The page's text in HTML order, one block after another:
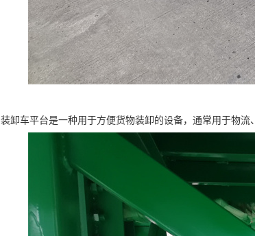
装卸车平台是一种用于方便货物装卸的设备，通常用于物